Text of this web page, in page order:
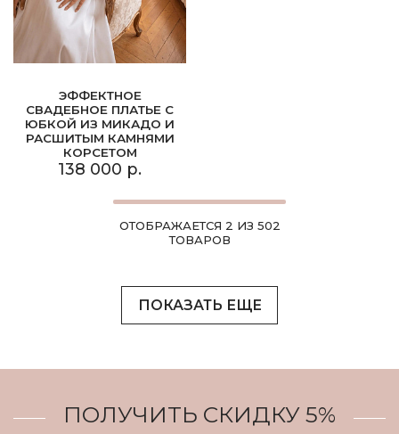
ЭФФЕКТНОЕ
СВАДЕБНОЕ ПЛАТЬЕ С
ЮБКОЙ ИЗ МИКАДО И
РАСШИТЫМ КАМНЯМИ
КОРСЕТОМ
138 000 р.
ОТОБРАЖАЕТСЯ 2 ИЗ 502
ТОВАРОВ
ПОКАЗАТЬ ЕЩЕ
ПОЛУЧИТЬ СКИДКУ 5%